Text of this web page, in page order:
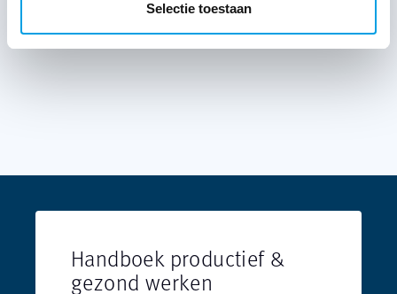
Selectie toestaan
Handboek productief &
gezond werken